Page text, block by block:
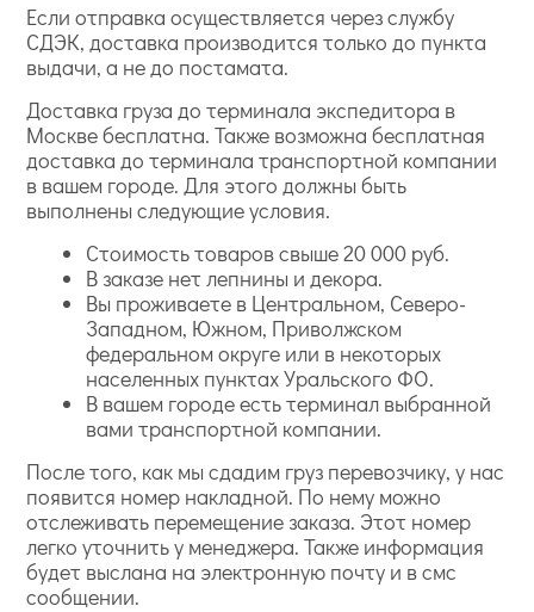
Если отправка осуществляется через службу
СДЭК, доставка производится только до пункта
выдачи, а не до постамата.
Доставка груза до терминала экспедитора в
Москве бесплатна. Также возможна бесплатная
доставка до терминала транспортной компании
в вашем городе. Для этого должны быть
выполнены следующие условия.
Стоимость товаров свыше 20 000 руб.
В заказе нет лепнины и декора.
Вы проживаете в Центральном, Северо-
Западном, Южном, Приволжском
федеральном округе или в некоторых
населенных пунктах Уральского ФО.
В вашем городе есть терминал выбранной
вами транспортной компании.
После того, как мы сдадим груз перевозчику, у нас
появится номер накладной. По нему можно
отслеживать перемещение заказа. Этот номер
легко уточнить у менеджера. Также информация
будет выслана на электронную почту и в смс
сообщении.